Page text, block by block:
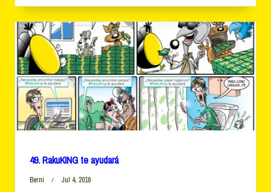
49. RakuKING te ayudará
Berni Jul 4, 2016